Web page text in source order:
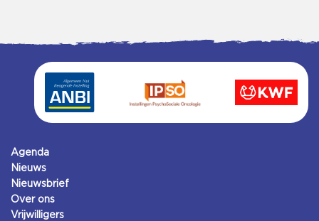
Agenda
Nieuws
Nieuwsbrief
Over ons
Vrijwilligers